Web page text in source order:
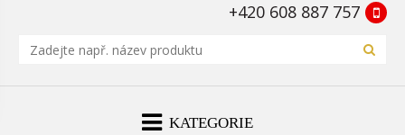
+420 608 887 757
KATEGORIE